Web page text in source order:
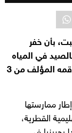
بأن خفر
في المياه
الإقليمية القطرية وألقى القبض على طاقمه المؤلف من 3
ممارستها
القطرية،